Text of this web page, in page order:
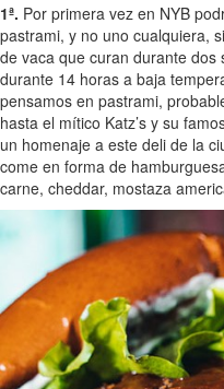
1ª. Por primera vez en NYB
pastrami, y no uno cualquiera,
de vaca que curan durante
durante 14 horas a baja
pensamos en pastrami,
hasta el mítico Katz’s y su
un homenaje a este deli de la
come en forma de
carne, cheddar, mostaza